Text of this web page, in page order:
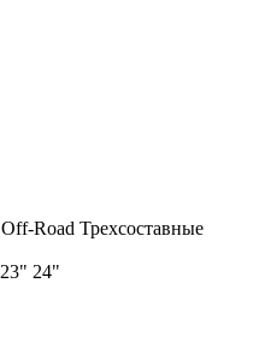
Off-Road Трехсоставные
23" 24"